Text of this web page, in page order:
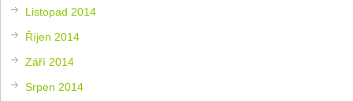
Listopad 2014
Říjen 2014
Září 2014
Srpen 2014